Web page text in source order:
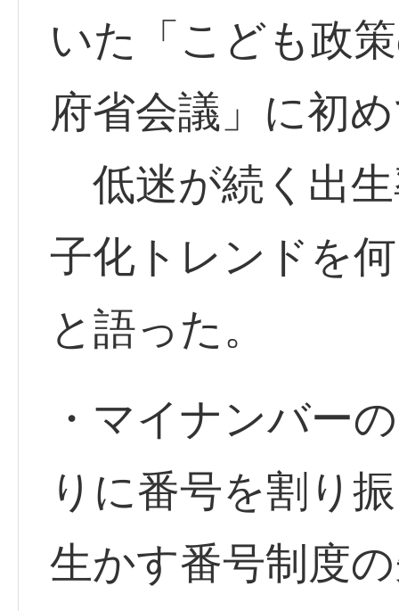
いた「こども政
府省会議」に初
低迷が続く出
子化トレンドを
と語った。
・マイナンバー
りに番号を割り
生かす番号制度